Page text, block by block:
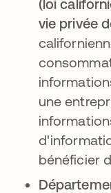
(loi
vie privée
une
bénéficier